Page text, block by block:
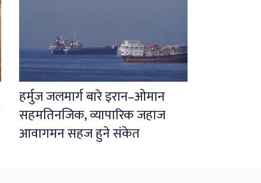
हर्मुज जलमार्ग बारे इरान–ओमान
सहमतिनजिक, व्यापारिक जहाज
आवागमन सहज हुने संकेत